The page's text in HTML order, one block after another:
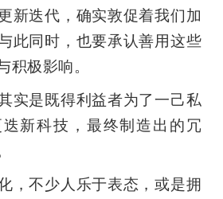
新迭代，确实敦促着我们加
此同时，也要承认善用这些
积极影响。
实是既得利益者为了一己私
新科技，最终制造出的冗
，不少人乐于表态，或是拥